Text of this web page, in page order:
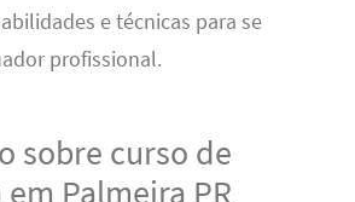
e técnicas para se
profissional.
sobre curso de
Palmeira PR